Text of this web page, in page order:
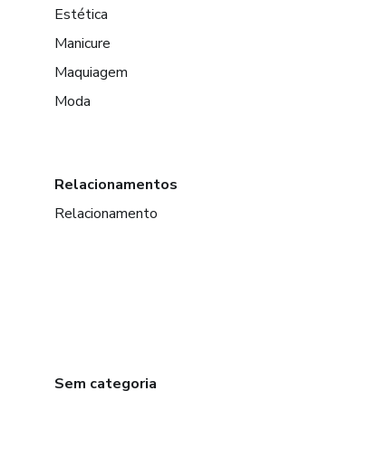
Estética
Manicure
Maquiagem
Moda
Relacionamentos
Relacionamento
Sem categoria